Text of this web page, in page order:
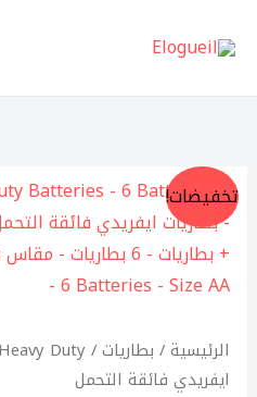
إلى
تخفيضات!
الرئيسية/ بطاريات
ايفريدي فائقة التحمل
السعر
الأصلي
هو:
180,00 EGP.